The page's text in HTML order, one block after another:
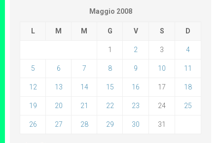
Maggio 2008
L M M G V S D
1 2 3 4
5 6 7 8 9 10 11
12 13 14 15 16 17 18
19 20 21 22 23 24 25
26 27 28 29 30 31